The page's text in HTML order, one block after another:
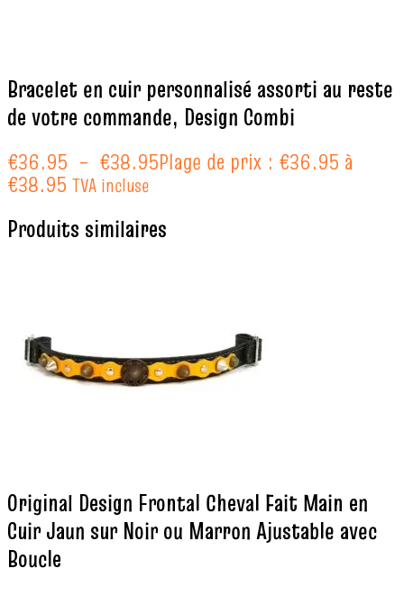
Bracelet en cuir personnalisé assorti au reste
de votre commande, Design Combi
€36.95 – €38.95Plage de prix : €36.95 à
€38.95 TVA incluse
Produits similaires
Original Design Frontal Cheval Fait Main en
Cuir Jaun sur Noir ou Marron Ajustable avec
Boucle